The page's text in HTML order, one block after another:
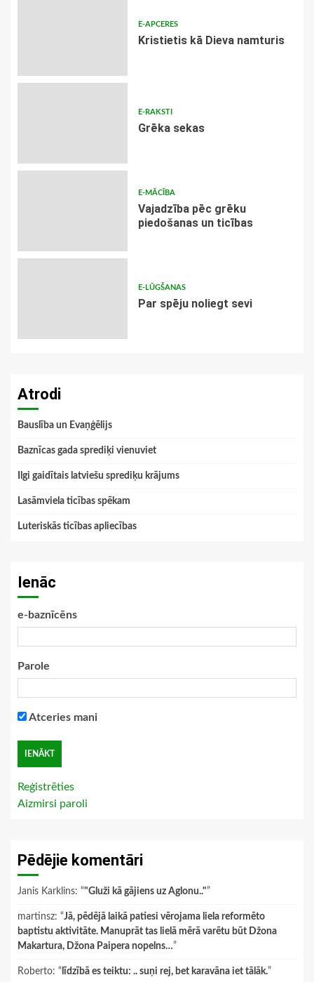
E-APCERES
Kristietis kā Dieva namturis
E-RAKSTI
Grēka sekas
E-MĀCĪBA
Vajadzība pēc grēku
piedošanas un ticības
E-LŪGŠANAS
Par spēju noliegt sevi
Atrodi
Bauslība un Evaņģēlijs
Baznīcas gada sprediķi vienuviet
Ilgi gaidītais latviešu sprediķu krājums
Lasāmviela ticības spēkam
Luteriskās ticības apliecības
Ienāc
e-baznīcēns
Parole
Atceries mani
Reģistrēties
Aizmirsi paroli
Pēdējie komentāri
Janis Karklins: “"Gluži kā gājiens uz Aglonu.."”
martinsz: “Jā, pēdējā laikā patiesi vērojama liela reformēto
baptistu aktivitāte. Manuprāt tas lielā mērā varētu būt Džona
Makartura, Džona Paipera nopelns…”
Roberto: “ līdzībā es teiktu: .. suņi rej, bet karavāna iet tālāk.”